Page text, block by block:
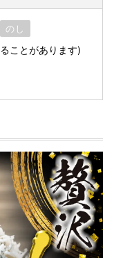
のし
ことがあります)